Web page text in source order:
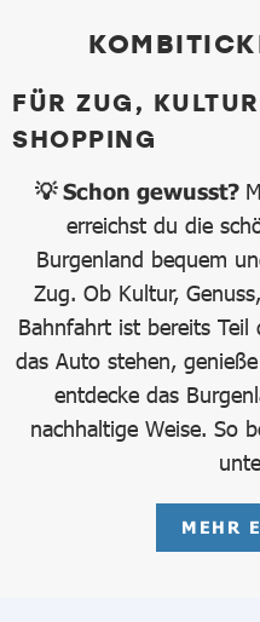
FÜR ZUG,
SHOPPING
💡 Schon gewusst?
erreichst du die
Burgenland bequem
Zug. Ob Kultur,
Bahnfahrt ist bereits Teil
das Auto stehen,
entdecke das
nachhaltige Weise. So
MEHR